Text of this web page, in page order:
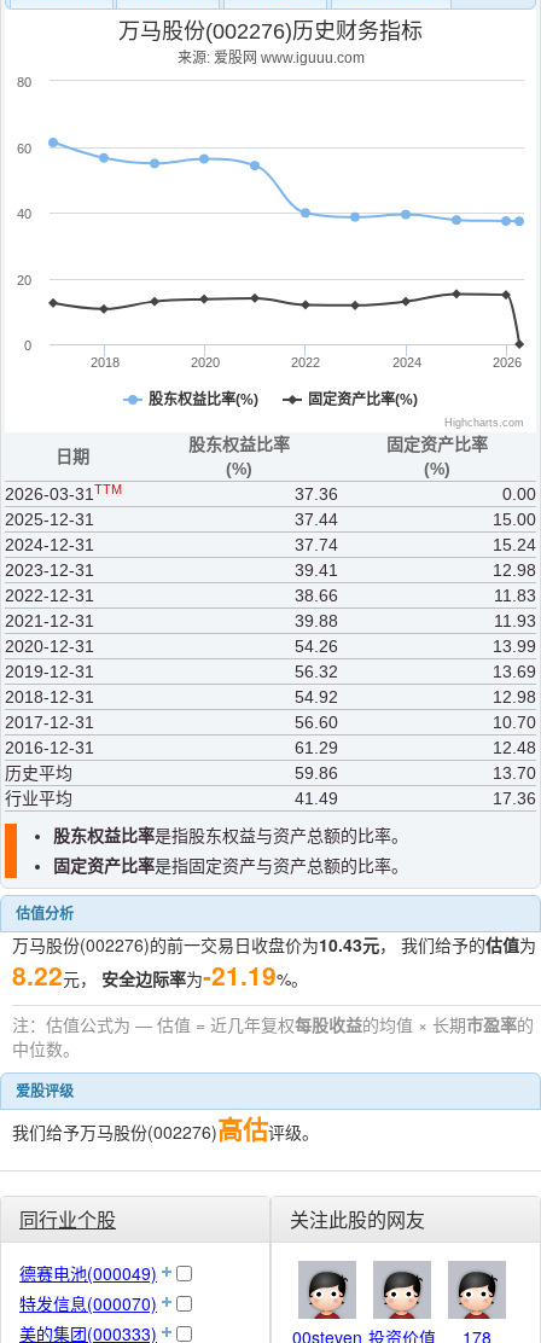
万马股份(002276)历史财务指标
来源: 爱股网 www.iguuu.com
股东权益比率(%) 固定资产比率(%)
2018 2020 2022 2024 2026
0
20
40
60
80
Highcharts.com
日期
股东权益比率
(%)
固定资产比率
(%)
2026-03-31 TTM 37.36
0.00
2025-12-31
37.44
15.00
2024-12-31
37.74
15.24
2023-12-31
39.41
12.98
2022-12-31
38.66
11.83
2021-12-31
39.88
11.93
2020-12-31
54.26
13.99
2019-12-31
56.32
13.69
2018-12-31
54.92
12.98
2017-12-31
56.60
10.70
2016-12-31
61.29
12.48
历史平均
59.86
13.70
行业平均
41.49
17.36
股东权益比率是指股东权益与资产总额的比率。
固定资产比率是指固定资产与资产总额的比率。
估值分析
万马股份(002276)的前一交易日收盘价为10.43元， 我们给予的估值为
8.22元， 安全边际率为-21.19%。
注：估值公式为 — 估值 = 近几年复权每股收益的均值 × 长期市盈率的
中位数。
爱股评级
我们给予万马股份(002276)高估评级。
同行业个股
德赛电池(000049)
特发信息(000070)
美的集团(000333)
关注此股的网友
00steven 投资价值 178